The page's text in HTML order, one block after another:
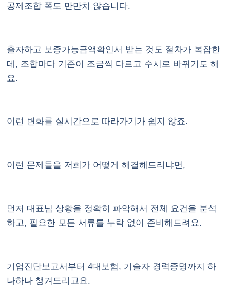
공제조합 쪽도 만만치 않습니다.
출자하고 보증가능금액확인서 받는 것도 절차가 복잡한
데, 조합마다 기준이 조금씩 다르고 수시로 바뀌기도 해
요.
이런 변화를 실시간으로 따라가기가 쉽지 않죠.
이런 문제들을 저희가 어떻게 해결해드리냐면,
먼저 대표님 상황을 정확히 파악해서 전체 요건을 분석
하고, 필요한 모든 서류를 누락 없이 준비해드려요.
기업진단보고서부터 4대보험, 기술자 경력증명까지 하
나하나 챙겨드리고요.